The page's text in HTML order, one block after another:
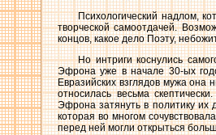
Психологический надлом,
творческой самоотдачей.
концов, какое дело Поэту,
Но интриги коснулись
Эфрона уже в начале 30-ых
Евразийских взглядов мужа она
относилась весьма
Эфрона затянуть в политику их
которая во многом
перед ней могли открыться